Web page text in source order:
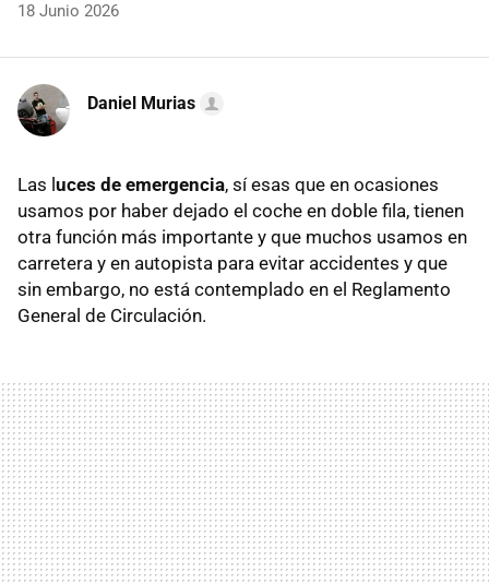
18 Junio 2026
Daniel Murias
Las l uces de emergencia, sí esas que en ocasiones
usamos por haber dejado el coche en doble fila, tienen
otra función más importante y que muchos usamos en
carretera y en autopista para evitar accidentes y que
sin embargo, no está contemplado en el Reglamento
General de Circulación.